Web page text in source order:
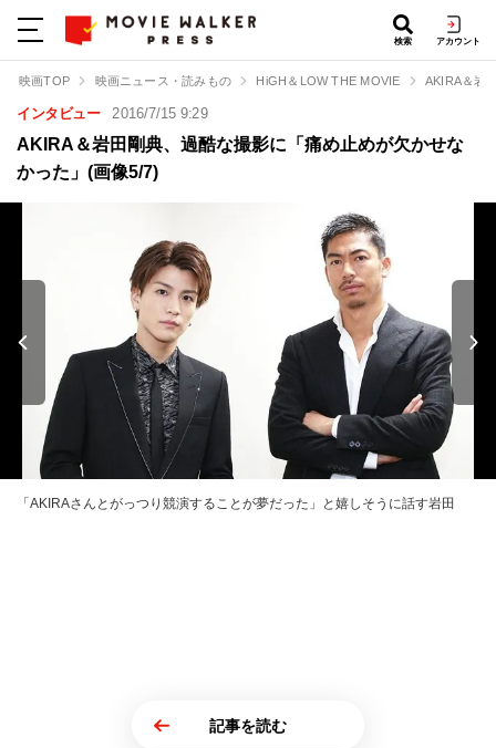
検索 アカウント
映画TOP 映画ニュース・読みもの HiGH＆LOW THE MOVIE AKIRA＆岩
インタビュー 2016/7/15 9:29
AKIRA＆岩田剛典、過酷な撮影に「痛め止めが欠かせな
かった」(画像5/7)
「AKIRAさんとがっつり競演することが夢だった」と嬉しそうに話す岩田
記事を読む